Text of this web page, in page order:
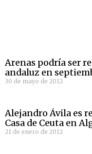
Arenas podría ser
andaluz en
30 de mayo de 2012
Alejandro Ávila es
Casa de Ceuta en
21 de enero de 2012